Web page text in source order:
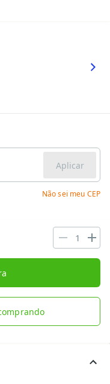
Aplicar
Não sei meu CEP